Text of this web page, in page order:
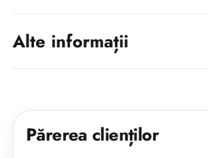
Alte informații
Părerea clienților